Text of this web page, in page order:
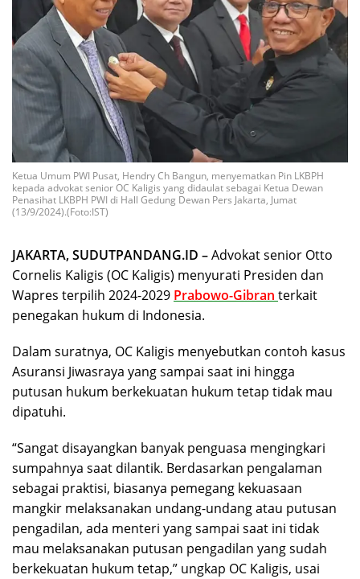
Ketua Umum PWI Pusat, Hendry Ch Bangun, menyematkan Pin LKBPH
kepada advokat senior OC Kaligis yang didaulat sebagai Ketua Dewan
Penasihat LKBPH PWI di Hall Gedung Dewan Pers Jakarta, Jumat
(13/9/2024).(Foto:IST)
JAKARTA, SUDUTPANDANG.ID –Advokat senior Otto
Cornelis Kaligis (OC Kaligis) menyurati Presiden dan
Wapres terpilih 2024-2029 Prabowo-Gibran terkait
penegakan hukum di Indonesia.
Dalam suratnya, OC Kaligis menyebutkan contoh kasus
Asuransi Jiwasraya yang sampai saat ini hingga
putusan hukum berkekuatan hukum tetap tidak mau
dipatuhi.
“Sangat disayangkan banyak penguasa mengingkari
sumpahnya saat dilantik. Berdasarkan pengalaman
sebagai praktisi, biasanya pemegang kekuasaan
mangkir melaksanakan undang-undang atau putusan
pengadilan, ada menteri yang sampai saat ini tidak
mau melaksanakan putusan pengadilan yang sudah
berkekuatan hukum tetap,” ungkap OC Kaligis, usai